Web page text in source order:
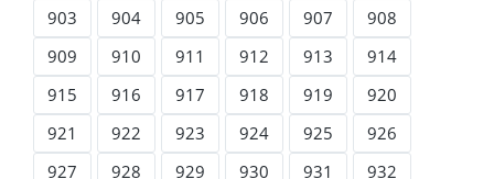
903
904 905 906 907
908
909
910 911 912 913
914
915
916 917 918 919
920
921
922 923 924 925
926
927
928 929 930 931
932